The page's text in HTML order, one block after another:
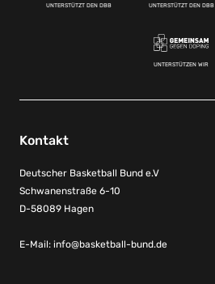
UNTERSTÜTZT DEN DBB UNTERSTÜTZT DEN DBB
UNTERSTÜTZEN WIR
Kontakt
Deutscher Basketball Bund e.V
Schwanenstraße 6-10
D-58089 Hagen
E-Mail: info@basketball-bund.de